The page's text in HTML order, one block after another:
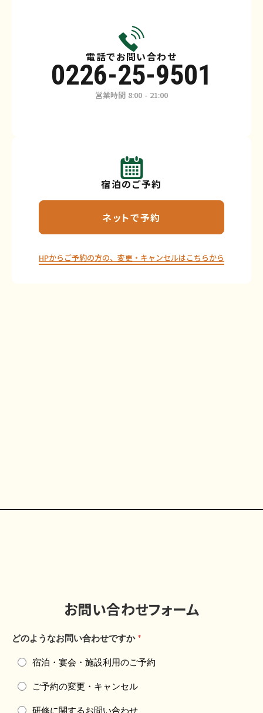
電話でお問い合わせ
0226-25-9501
営業時間 8:00 - 21:00
宿泊のご予約
ネットで予約
HPからご予約の方の、変更・キャンセルはこちらから⁦
お問い合わせフォーム
どのようなお問い合わせですか *
宿泊・宴会・施設利用のご予約
ご予約の変更・キャンセル
研修に関するお問い合わせ